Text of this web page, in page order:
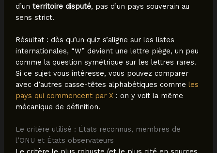
d’un territoire disputé, pas d’un pays souverain au
sens strict.
Résultat : dès qu’un quiz s’aligne sur les listes
internationales, “W” devient une lettre piège, un peu
comme la question symétrique sur les lettres rares.
Si ce sujet vous intéresse, vous pouvez comparer
avec d’autres casse-têtes alphabétiques comme les
pays qui commencent par X : on y voit la même
mécanique de définition.
Le critère utilisé : États reconnus, membres de
l’ONU et États observateurs